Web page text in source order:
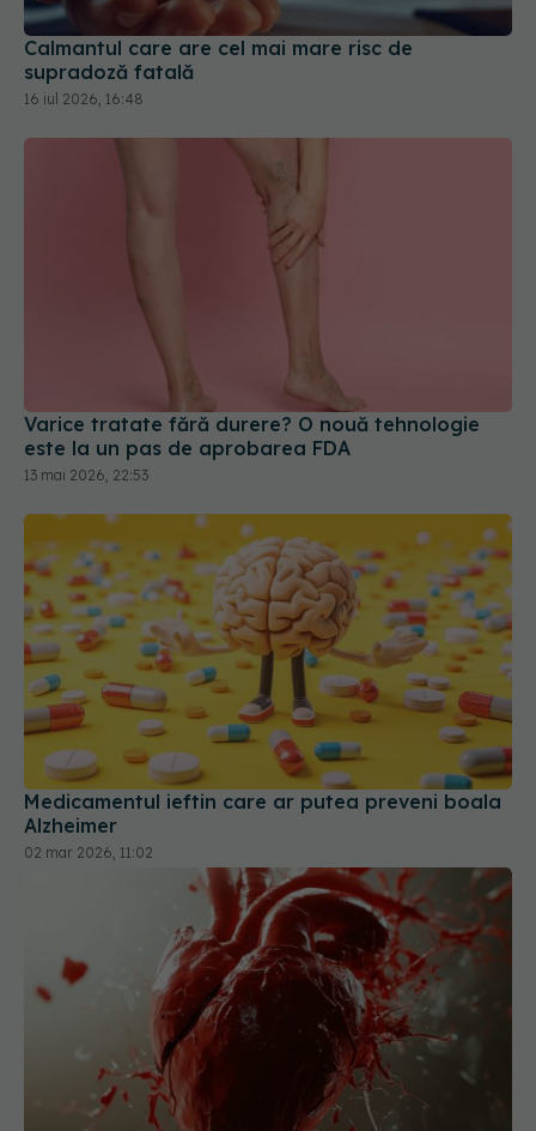
Calmantul care are cel mai mare risc de
supradoză fatală
16 iul 2026, 16:48
Varice tratate fără durere? O nouă tehnologie
este la un pas de aprobarea FDA
13 mai 2026, 22:53
Medicamentul ieftin care ar putea preveni boala
Alzheimer
02 mar 2026, 11:02